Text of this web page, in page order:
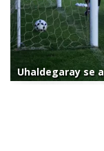
Uhaldegaray se